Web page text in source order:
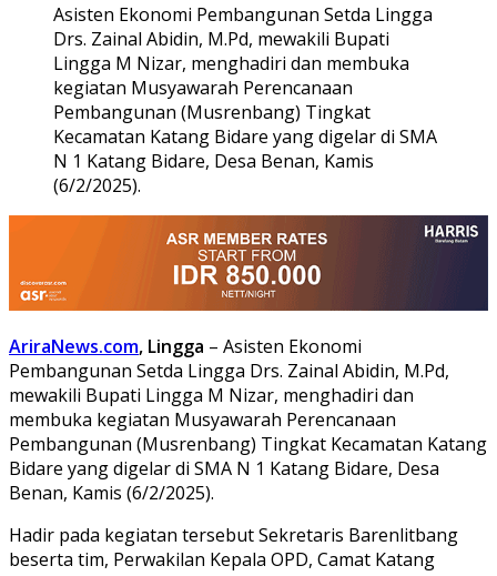
Asisten Ekonomi Pembangunan Setda Lingga
Drs. Zainal Abidin, M.Pd, mewakili Bupati
Lingga M Nizar, menghadiri dan membuka
kegiatan Musyawarah Perencanaan
Pembangunan (Musrenbang) Tingkat
Kecamatan Katang Bidare yang digelar di SMA
N 1 Katang Bidare, Desa Benan, Kamis
(6/2/2025).
AriraNews.com, Lingga – Asisten Ekonomi
Pembangunan Setda Lingga Drs. Zainal Abidin, M.Pd,
mewakili Bupati Lingga M Nizar, menghadiri dan
membuka kegiatan Musyawarah Perencanaan
Pembangunan (Musrenbang) Tingkat Kecamatan Katang
Bidare yang digelar di SMA N 1 Katang Bidare, Desa
Benan, Kamis (6/2/2025).
Hadir pada kegiatan tersebut Sekretaris Barenlitbang
beserta tim, Perwakilan Kepala OPD, Camat Katang